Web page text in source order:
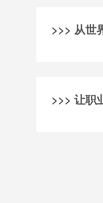
>>> 从世
>>> 让职